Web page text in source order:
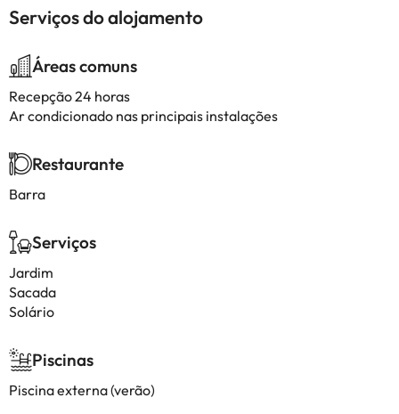
Serviços do alojamento
Áreas comuns
Recepção 24 horas
Ar condicionado nas principais instalações
Restaurante
Barra
Serviços
Jardim
Sacada
Solário
Piscinas
Piscina externa (verão)